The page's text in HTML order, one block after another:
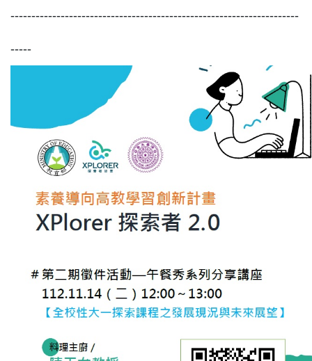
---------------------------------------------------------------------
-----